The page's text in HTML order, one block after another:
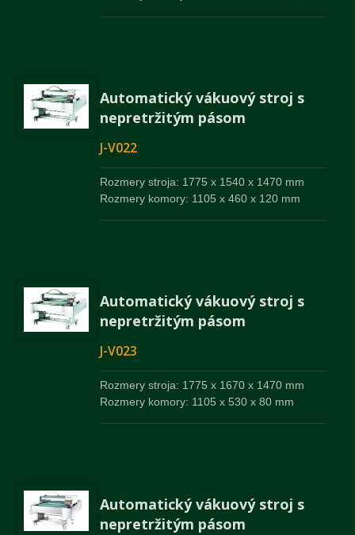
Automatický vákuový stroj s
nepretržitým pásom
J-V022
Rozmery stroja: 1775 x 1540 x 1470 mm
Rozmery komory: 1105 x 460 x 120 mm
Automatický vákuový stroj s
nepretržitým pásom
J-V023
Rozmery stroja: 1775 x 1670 x 1470 mm
Rozmery komory: 1105 x 530 x 80 mm
Automatický vákuový stroj s
nepretržitým pásom